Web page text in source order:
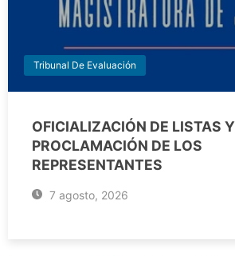
Tribunal De Evaluación
OFICIALIZACIÓN DE LISTAS Y
PROCLAMACIÓN DE LOS
REPRESENTANTES
7 agosto, 2026